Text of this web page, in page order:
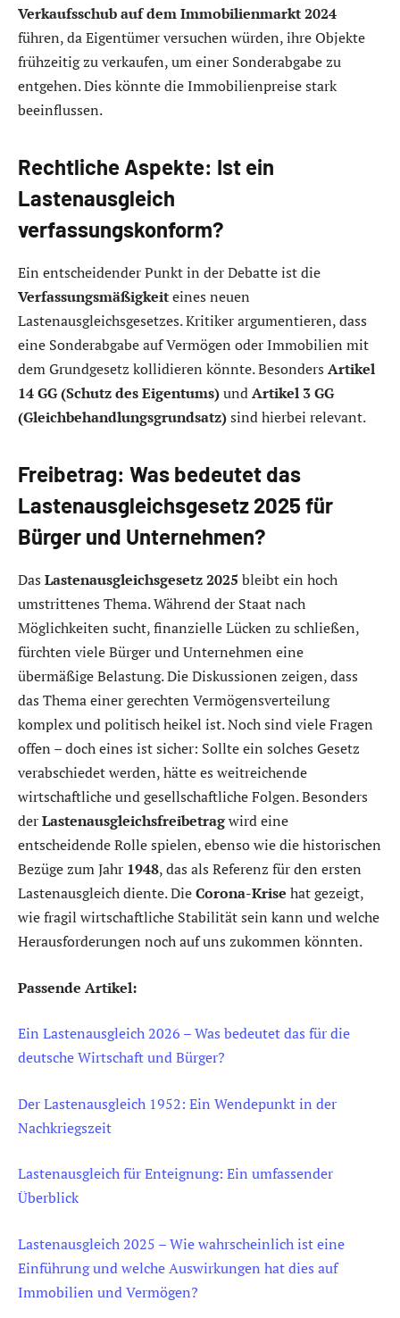
Verkaufsschub auf dem Immobilienmarkt 2024
führen, da Eigentümer versuchen würden, ihre Objekte
frühzeitig zu verkaufen, um einer Sonderabgabe zu
entgehen. Dies könnte die Immobilienpreise stark
beeinflussen.
Rechtliche Aspekte: Ist ein
Lastenausgleich
verfassungskonform?
Ein entscheidender Punkt in der Debatte ist die
Verfassungsmäßigkeiteines neuen
Lastenausgleichsgesetzes. Kritiker argumentieren, dass
eine Sonderabgabe auf Vermögen oder Immobilien mit
dem Grundgesetz kollidieren könnte. Besonders Artikel
14 GG (Schutz des Eigentums)undArtikel 3 GG
(Gleichbehandlungsgrundsatz)sind hierbei relevant.
Freibetrag: Was bedeutet das
Lastenausgleichsgesetz 2025 für
Bürger und Unternehmen?
Das Lastenausgleichsgesetz 2025 bleibt ein hoch
umstrittenes Thema. Während der Staat nach
Möglichkeiten sucht, finanzielle Lücken zu schließen,
fürchten viele Bürger und Unternehmen eine
übermäßige Belastung. Die Diskussionen zeigen, dass
das Thema einer gerechten Vermögensverteilung
komplex und politisch heikel ist. Noch sind viele Fragen
offen – doch eines ist sicher: Sollte ein solches Gesetz
verabschiedet werden, hätte es weitreichende
wirtschaftliche und gesellschaftliche Folgen. Besonders
derLastenausgleichsfreibetragwird eine
entscheidende Rolle spielen, ebenso wie die historischen
Bezüge zum Jahr 1948, das als Referenz für den ersten
Lastenausgleich diente. DieCorona-Krise hat gezeigt,
wie fragil wirtschaftliche Stabilität sein kann und welche
Herausforderungen noch auf uns zukommen könnten.
Passende Artikel:
Ein Lastenausgleich 2026 – Was bedeutet das für die
deutsche Wirtschaft und Bürger?
Der Lastenausgleich 1952: Ein Wendepunkt in der
Nachkriegszeit
Lastenausgleich für Enteignung: Ein umfassender
Überblick
Lastenausgleich 2025 – Wie wahrscheinlich ist eine
Einführung und welche Auswirkungen hat dies auf
Immobilien und Vermögen?